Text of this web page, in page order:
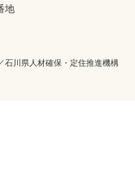
地
川県人材確保・定住推進機構